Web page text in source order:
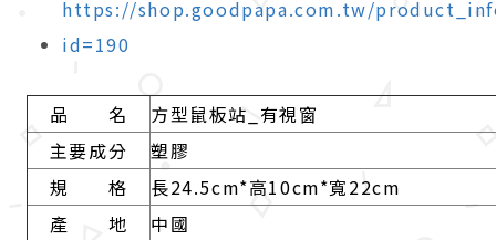
https://shop.goodpapa.com.tw/
id=190
品 名
方型鼠板站_有視窗
主要成分
塑膠
規 格
長24.5cm*高10cm*寬22cm
產 地
中國